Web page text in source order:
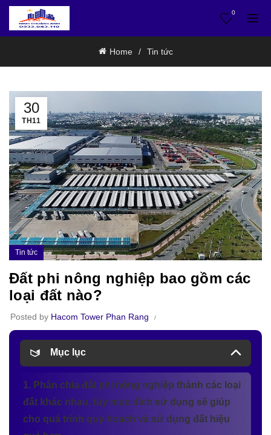
0
Home Tin tức
30
TH11
Tin tức
Đất phi nông nghiệp bao gồm các
loại đất nào?
Posted by Hacom Tower Phan Rang
Mục lục
1. Phân chia đất phi nông nghiệp thành các loại
đất khác nhau, tùy mục đích sử dụng sẽ giúp
cho quá trình quy hoạch và sử dụng đất hiệu